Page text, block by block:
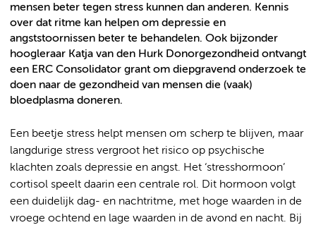
mensen beter tegen stress kunnen dan anderen. Kennis
over dat ritme kan helpen om depressie en
angststoornissen beter te behandelen. Ook bijzonder
hoogleraar Katja van den Hurk Donorgezondheid ontvangt
een ERC Consolidator grant om diepgravend onderzoek te
doen naar de gezondheid van mensen die (vaak)
bloedplasma doneren.
Een beetje stress helpt mensen om scherp te blijven, maar
langdurige stress vergroot het risico op psychische
klachten zoals depressie en angst. Het ‘stresshormoon’
cortisol speelt daarin een centrale rol. Dit hormoon volgt
een duidelijk dag- en nachtritme, met hoge waarden in de
vroege ochtend en lage waarden in de avond en nacht. Bij